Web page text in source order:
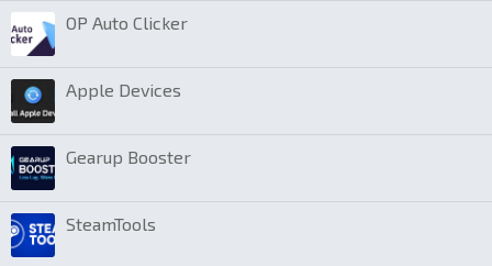
OP Auto Clicker
Apple Devices
Gearup Booster
SteamTools